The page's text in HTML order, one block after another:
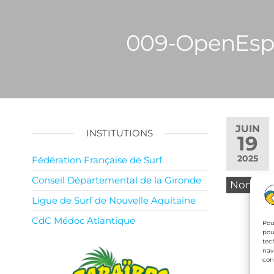
009-
JUIN
19
2025
Non
INSTITUTIONS
Fédération Française de Surf
Conseil Départemental de la Gironde
Ligue de Surf de Nouvelle Aquitaine
CdC Médoc Atlantique